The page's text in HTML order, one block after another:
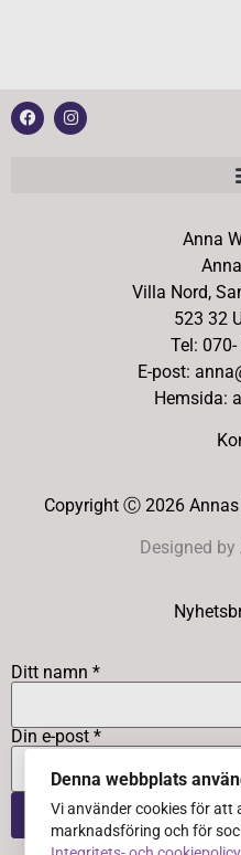
Anna
Villa Nord,
523 32
Tel:
E-post:
Hemsida:
Copyright Ⓒ 2026 Annas
Designed by
Ditt namn *
Din e-post *
Denna webbplats
Vi använder cookies för att
marknadsföring och för